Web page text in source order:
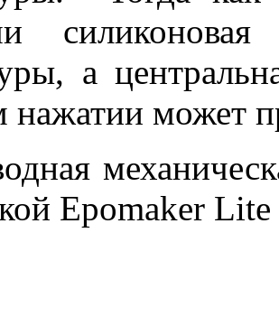
а
нажатии может
Epomaker